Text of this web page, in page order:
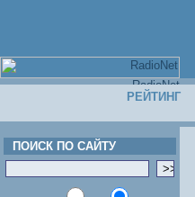
РЕЙТИНГ
ПОИСК ПО САЙТУ